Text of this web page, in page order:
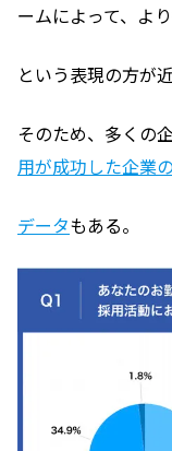
ームによって、よ
という表現の方が近
そのため、多くの
用が成功した企業
データもある。